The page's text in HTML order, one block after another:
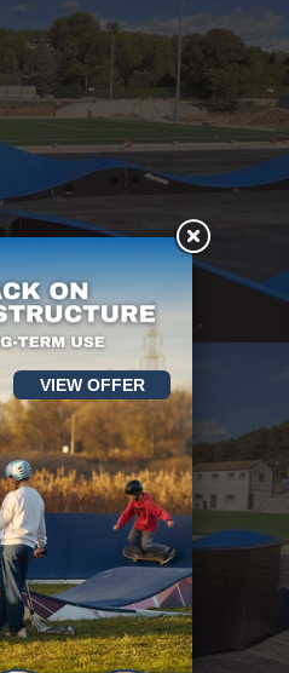
VIEW OFFER